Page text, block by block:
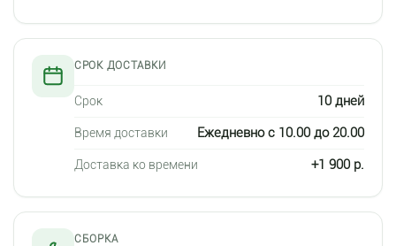
СРОК ДОСТАВКИ
Срок 10 дней
Время доставки Ежедневно c 10.00 до 20.00
Доставка ко времени +1 900 р.
СБОРКА